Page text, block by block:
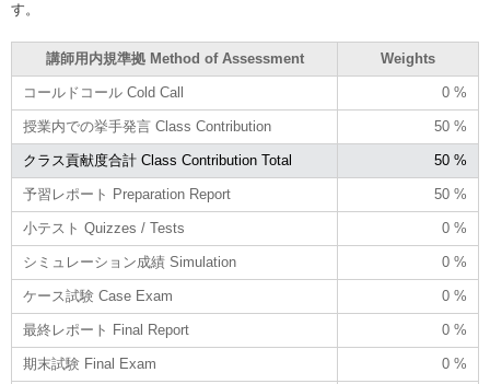
す。
講師用内規準拠 Method of Assessment Weights
コールドコール Cold Call 0 %
授業内での挙手発言 Class Contribution 50 %
クラス貢献度合計 Class Contribution Total 50 %
予習レポート Preparation Report 50 %
小テスト Quizzes / Tests 0 %
シミュレーション成績 Simulation 0 %
ケース試験 Case Exam 0 %
最終レポート Final Report 0 %
期末試験 Final Exam 0 %